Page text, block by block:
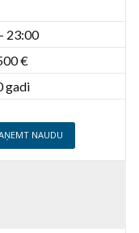
23:00
€
gadi
NAUDU